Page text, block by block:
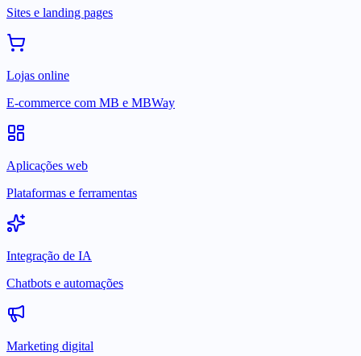
Sites e landing pages
Lojas online
E-commerce com MB e MBWay
Aplicações web
Plataformas e ferramentas
Integração de IA
Chatbots e automações
Marketing digital